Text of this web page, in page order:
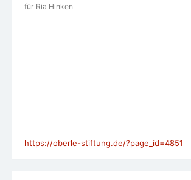
für Ria Hinken
https://oberle-stiftung.de/?page_id=4851